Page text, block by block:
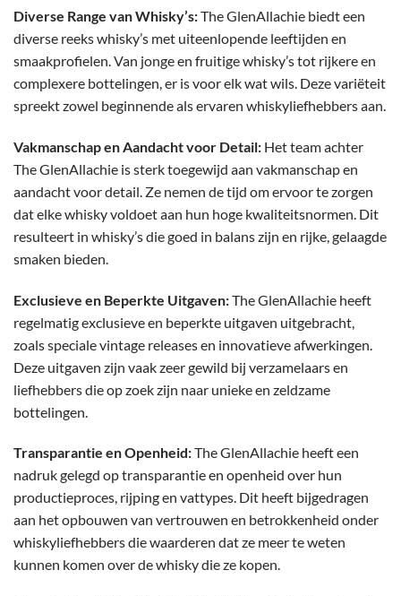
Diverse Range van Whisky’s:The GlenAllachie biedt een
diverse reeks whisky’s met uiteenlopende leeftijden en
smaakprofielen. Van jonge en fruitige whisky’s tot rijkere en
complexere bottelingen, er is voor elk wat wils. Deze variëteit
spreekt zowel beginnende als ervaren whiskyliefhebbers aan.
Vakmanschap en Aandacht voor Detail: Het team achter
The GlenAllachie is sterk toegewijd aan vakmanschap en
aandacht voor detail. Ze nemen de tijd om ervoor te zorgen
dat elke whisky voldoet aan hun hoge kwaliteitsnormen. Dit
resulteert in whisky’s die goed in balans zijn en rijke, gelaagde
smaken bieden.
Exclusieve en Beperkte Uitgaven:The GlenAllachie heeft
regelmatig exclusieve en beperkte uitgaven uitgebracht,
zoals speciale vintage releases en innovatieve afwerkingen.
Deze uitgaven zijn vaak zeer gewild bij verzamelaars en
liefhebbers die op zoek zijn naar unieke en zeldzame
bottelingen.
Transparantie en Openheid:The GlenAllachie heeft een
nadruk gelegd op transparantie en openheid over hun
productieproces, rijping en vattypes. Dit heeft bijgedragen
aan het opbouwen van vertrouwen en betrokkenheid onder
whiskyliefhebbers die waarderen dat ze meer te weten
kunnen komen over de whisky die ze kopen.